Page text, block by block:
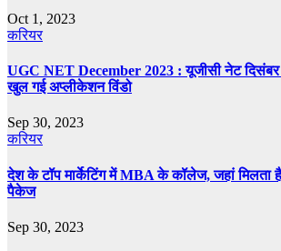
Oct 1, 2023
करियर
UGC NET December 2023 : यूजीसी नेट दिसंबर
खुल गई अप्लीकेशन विंडो
Sep 30, 2023
करियर
देश के टॉप मार्केटिंग में MBA के कॉलेज, जहां मिलता
पैकेज
Sep 30, 2023